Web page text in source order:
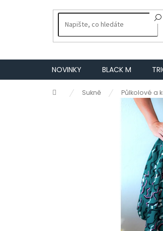
NOVINKY BLACK M
Domů Sukně Půlkolové a